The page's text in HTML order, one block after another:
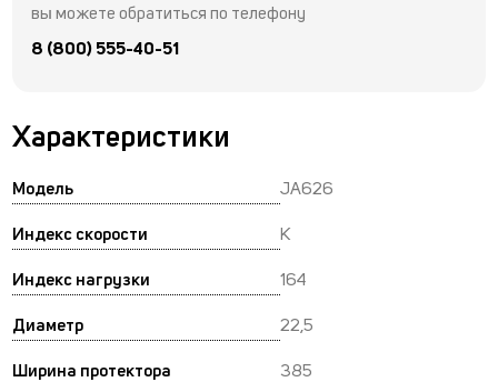
Характеристики
Модель JA626
Индекс скорости K
Индекс нагрузки 164
Диаметр 22,5
Ширина протектора 385
вы можете обратиться по телефону
8 (800) 555-40-51